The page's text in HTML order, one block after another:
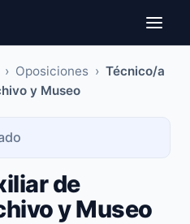
› Oposiciones › Técnico/a
y Museo
de
y Museo